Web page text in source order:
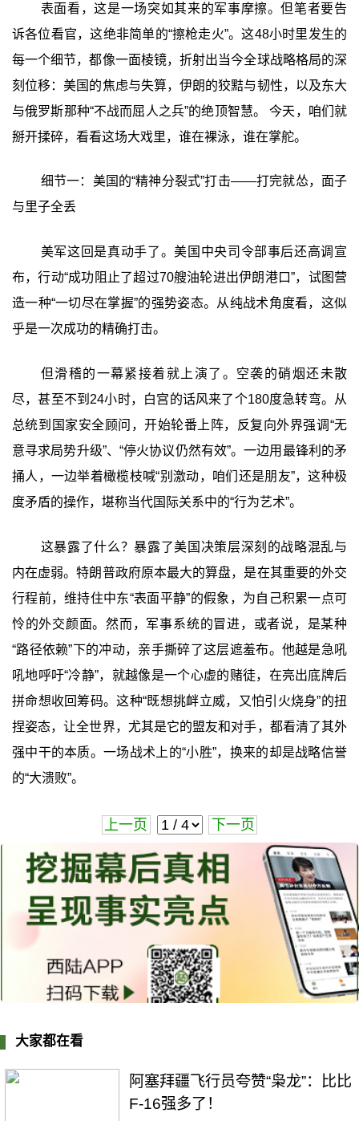
表面看，这是一场突如其来的军事摩擦。但笔者要告
诉各位看官，这绝非简单的“擦枪走火”。这48小时里发生的
每一个细节，都像一面棱镜，折射出当今全球战略格局的深
刻位移：美国的焦虑与失算，伊朗的狡黠与韧性，以及东大
与俄罗斯那种“不战而屈人之兵”的绝顶智慧。 今天，咱们就
掰开揉碎，看看这场大戏里，谁在裸泳，谁在掌舵。
细节一：美国的“精神分裂式”打击——打完就怂，面子
与里子全丢
美军这回是真动手了。美国中央司令部事后还高调宣
布，行动“成功阻止了超过70艘油轮进出伊朗港口”，试图营
造一种“一切尽在掌握”的强势姿态。从纯战术角度看，这似
乎是一次成功的精确打击。
但滑稽的一幕紧接着就上演了。空袭的硝烟还未散
尽，甚至不到24小时，白宫的话风来了个180度急转弯。从
总统到国家安全顾问，开始轮番上阵，反复向外界强调“无
意寻求局势升级”、“停火协议仍然有效”。一边用最锋利的矛
捅人，一边举着橄榄枝喊“别激动，咱们还是朋友”，这种极
度矛盾的操作，堪称当代国际关系中的“行为艺术”。
这暴露了什么？暴露了美国决策层深刻的战略混乱与
内在虚弱。特朗普政府原本最大的算盘，是在其重要的外交
行程前，维持住中东“表面平静”的假象，为自己积累一点可
怜的外交颜面。然而，军事系统的冒进，或者说，是某种
“路径依赖”下的冲动，亲手撕碎了这层遮羞布。他越是急吼
吼地呼吁“冷静”，就越像是一个心虚的赌徒，在亮出底牌后
拼命想收回筹码。这种“既想挑衅立威，又怕引火烧身”的扭
捏姿态，让全世界，尤其是它的盟友和对手，都看清了其外
强中干的本质。一场战术上的“小胜”，换来的却是战略信誉
的“大溃败”。
上一页 下一页
大家都在看
阿塞拜疆飞行员夸赞“枭龙”：比比
F-16强多了！